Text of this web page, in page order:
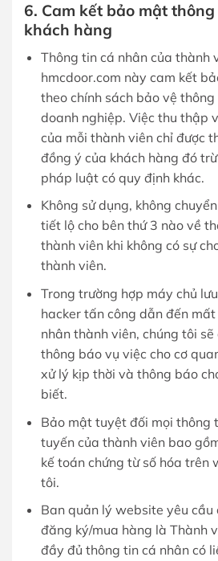
6. Cam kết bảo mật
khách hàng
Thông tin cá nhân của thành
hmcdoor.com này cam kết
theo chính sách bảo vệ
doanh nghiệp. Việc thu thập
của mỗi thành viên chỉ được
đồng ý của khách hàng đó
pháp luật có quy định khác.
Không sử dụng, không
tiết lộ cho bên thứ 3 nào về
thành viên khi không có sự
thành viên.
Trong trường hợp máy chủ
hacker tấn công dẫn đến
nhân thành viên, chúng tôi
thông báo vụ việc cho cơ
xử lý kịp thời và thông báo
biết.
Bảo mật tuyệt đối mọi thông
tuyến của thành viên bao
kế toán chứng từ số hóa trên
tôi.
Ban quản lý website yêu cầu
đăng ký/mua hàng là Thành
đầy đủ thông tin cá nhân có